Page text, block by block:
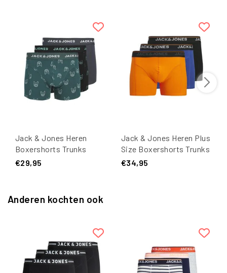
Jack & Jones Heren
Boxershorts Trunks
JACDENIM Hond Print 3-
€29,95
Jack & Jones Heren Plus
Size Boxershorts Trunks
JACTHEODORE 3-Pack
€34,95
Anderen kochten ook